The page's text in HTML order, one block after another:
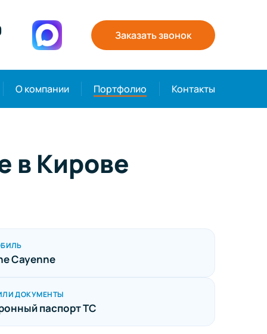
Заказать звонок
О компании Портфолио Контакты
в Кирове
Cayenne
ДОКУМЕНТЫ
паспорт ТС